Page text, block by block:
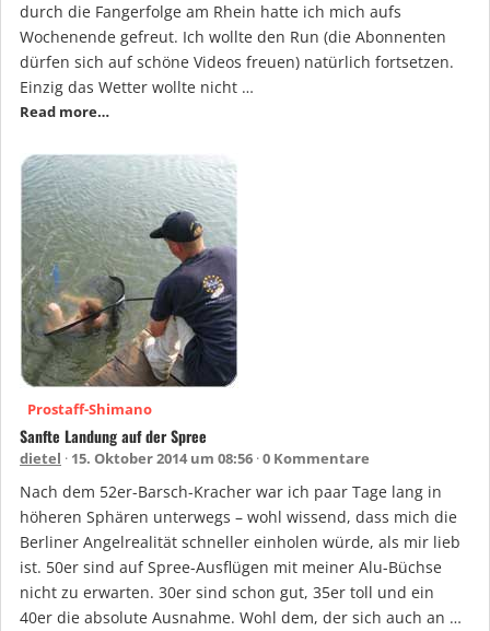
durch die Fangerfolge am Rhein hatte ich mich aufs
Wochenende gefreut. Ich wollte den Run (die Abonnenten
dürfen sich auf schöne Videos freuen) natürlich fortsetzen.
Einzig das Wetter wollte nicht …
Read more…
Prostaff-Shimano
Sanfte Landung auf der Spree
dietel 15. Oktober 2014 um 08:56 0 Kommentare
Nach dem 52er-Barsch-Kracher war ich paar Tage lang in
höheren Sphären unterwegs – wohl wissend, dass mich die
Berliner Angelrealität schneller einholen würde, als mir lieb
ist. 50er sind auf Spree-Ausflügen mit meiner Alu-Büchse
nicht zu erwarten. 30er sind schon gut, 35er toll und ein
40er die absolute Ausnahme. Wohl dem, der sich auch an …